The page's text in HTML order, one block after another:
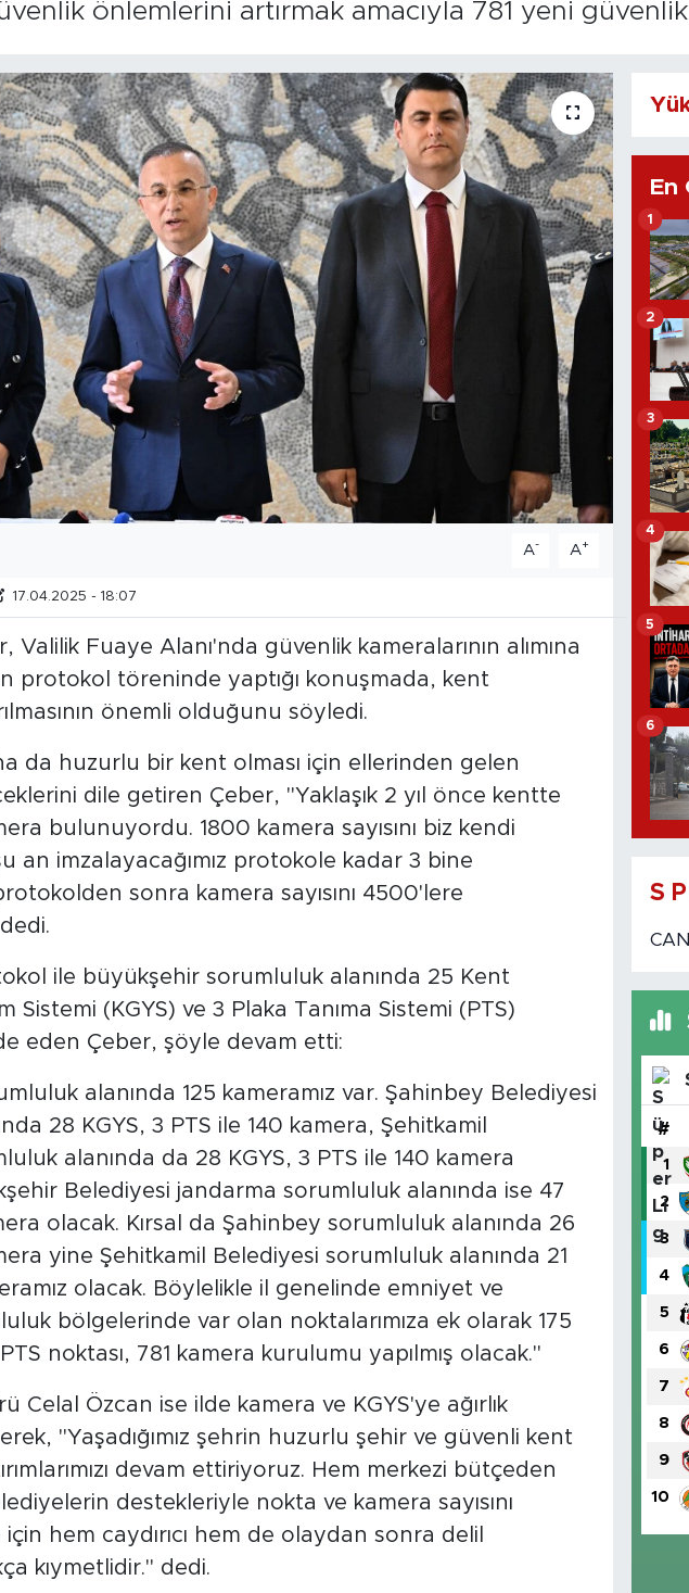
önlemlerini artırmak amacıyla 781 yeni
A- A+
17.04.2025 - 18:07
Valilik Fuaye Alanı'nda güvenlik kameralarının alımına
protokol töreninde yaptığı konuşmada, kent
önemli olduğunu söyledi.
da huzurlu bir kent olması için ellerinden gelen
dile getiren Çeber, "Yaklaşık 2 yıl önce kentte
bulunuyordu. 1800 kamera sayısını biz kendi
an imzalayacağımız protokole kadar 3 bine
sonra kamera sayısını 4500'lere
ile büyükşehir sorumluluk alanında 25 Kent
Sistemi (KGYS) ve 3 Plaka Tanıma Sistemi (PTS)
eden Çeber, şöyle devam etti:
alanında 125 kameramız var. Şahinbey Belediyesi
28 KGYS, 3 PTS ile 140 kamera, Şehitkamil
alanında da 28 KGYS, 3 PTS ile 140 kamera
Belediyesi jandarma sorumluluk alanında ise 47
olacak. Kırsal da Şahinbey sorumluluk alanında 26
yine Şehitkamil Belediyesi sorumluluk alanında 21
olacak. Böylelikle il genelinde emniyet ve
bölgelerinde var olan noktalarımıza ek olarak 175
noktası, 781 kamera kurulumu yapılmış olacak."
Celal Özcan ise ilde kamera ve KGYS'ye ağırlık
"Yaşadığımız şehrin huzurlu şehir ve güvenli kent
devam ettiriyoruz. Hem merkezi bütçeden
destekleriyle nokta ve kamera sayısını
için hem caydırıcı hem de olaydan sonra delil
kıymetlidir." dedi.
En
1
2
3
4
5
6
S
#
1
2
3
4
5
6
7
8
9
10